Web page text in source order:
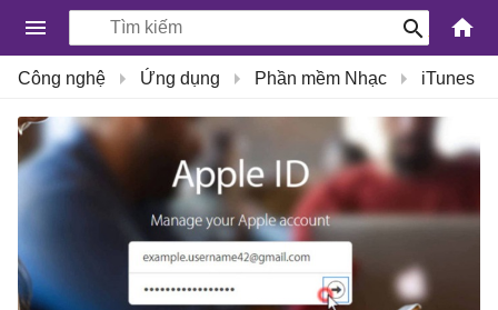
-
Công
Khoa
Công nghệ Ứng dụng Phần mềm Nhạc iTunes